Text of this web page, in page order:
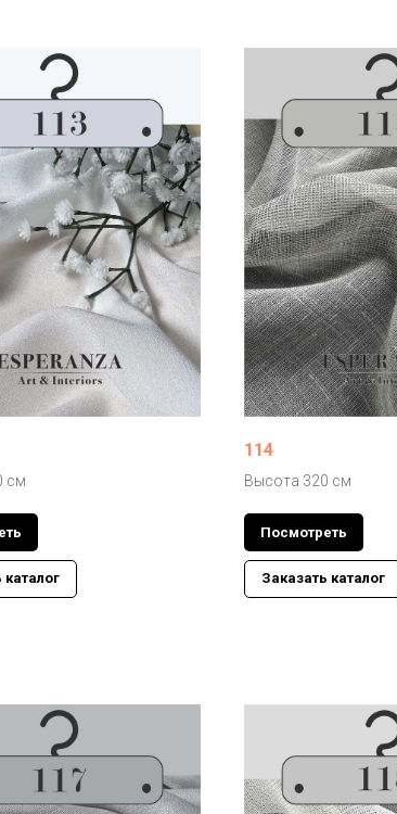
см
каталог
114
Высота 320 см
Посмотреть
Заказать каталог